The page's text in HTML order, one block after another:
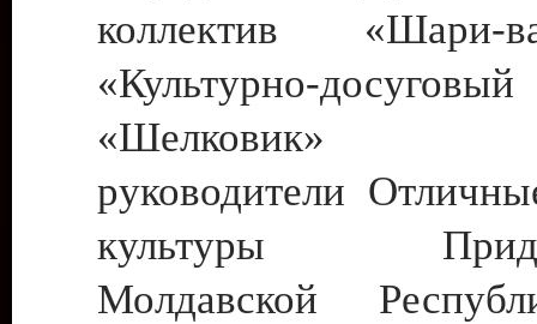
коллектив
«Культурно-
«Шелковик»
руководители
культуры
Молдавской